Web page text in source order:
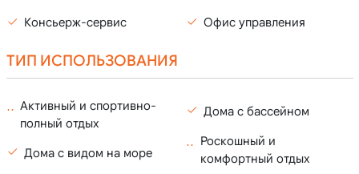
Консьерж-сервис Офис управления
ТИП ИСПОЛЬЗОВАНИЯ
Активный и спортивно-
полный отдых
Дома с видом на море
Дома с бассейном
Роскошный и
комфортный отдых